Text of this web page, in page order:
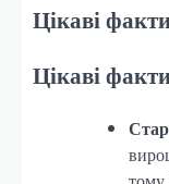
Цікаві
Цікаві